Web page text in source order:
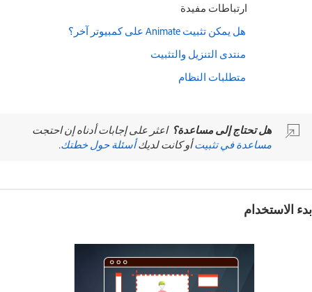
ارتباطات مفيدة
هل يمكن تثبيت Animate على كمبيوتر آخر؟
منتدى التنزيل والتثبيت
متطلبات النظام
هل تحتاج إلى مساعدة؟ اعثر على إجابات أدناه إن احتجت
مساعدة في تثبيتأو كانت لديكأسئلة حول خطتك.
بدء الاستخدام